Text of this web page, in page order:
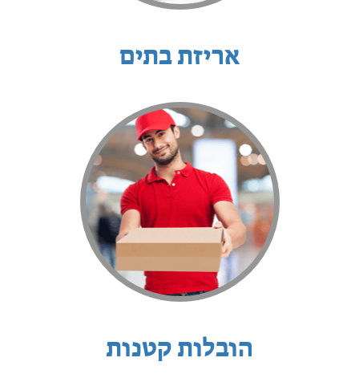
אריזת בתים
הובלות קטנות